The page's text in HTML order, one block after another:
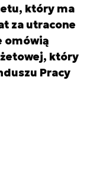
który ma
za utracone
omówią
który
Pracy